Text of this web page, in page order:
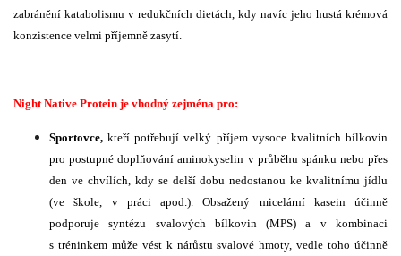
zabránění katabolismu v redukčních dietách, kdy navíc jeho hustá krémová
konzistence velmi příjemně zasytí.
Night Native Protein je vhodný zejména pro:
Sportovce, kteří potřebují velký příjem vysoce kvalitních bílkovin
pro postupné doplňování aminokyselin v průběhu spánku nebo přes
den ve chvílích, kdy se delší dobu nedostanou ke kvalitnímu jídlu
(ve škole, v práci apod.). Obsažený micelární kasein účinně
podporuje syntézu svalových bílkovin (MPS) a v kombinaci
s tréninkem může vést k nárůstu svalové hmoty, vedle toho účinně